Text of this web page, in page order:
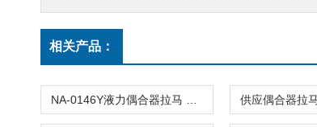
相关产品：